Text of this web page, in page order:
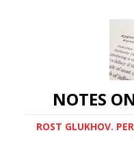
NOTES
ROST GLUKHOV.